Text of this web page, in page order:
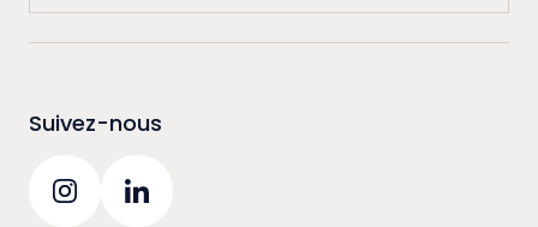
Suivez-nous